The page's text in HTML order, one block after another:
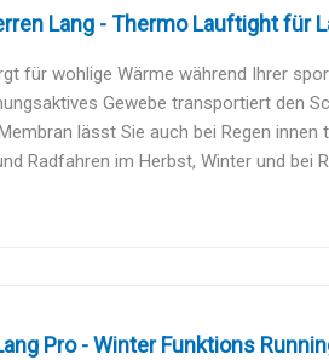
Lang - Thermo Lauftight für
für wohlige Wärme während Ihrer
Gewebe transportiert den
lässt Sie auch bei Regen innen
Radfahren im Herbst, Winter und bei
Pro - Winter Funktions